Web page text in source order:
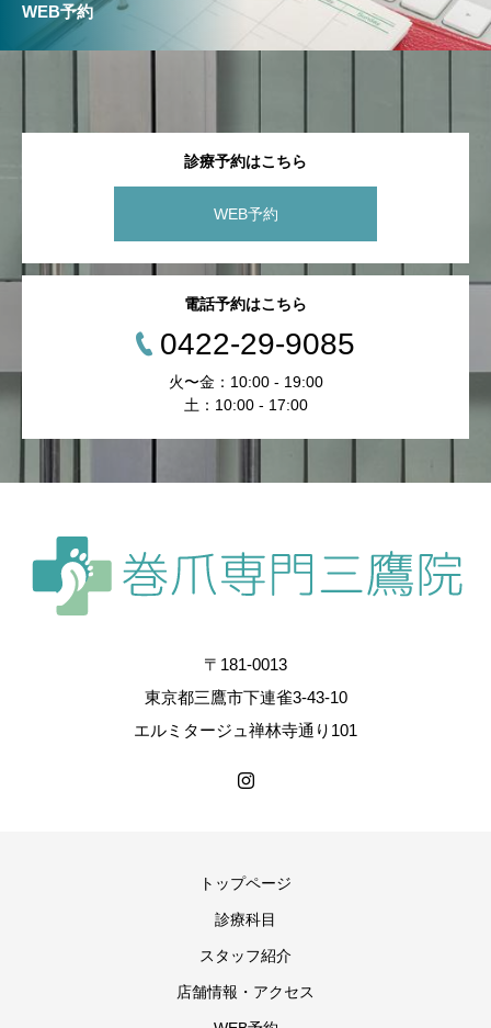
WEB予約
診療予約はこちら
WEB予約
電話予約はこちら
0422-29-9085
火〜金：10:00 - 19:00
土：10:00 - 17:00
〒181-0013
東京都三鷹市下連雀3-43-10
エルミタージュ禅林寺通り101
トップページ
診療科目
スタッフ紹介
店舗情報・アクセス